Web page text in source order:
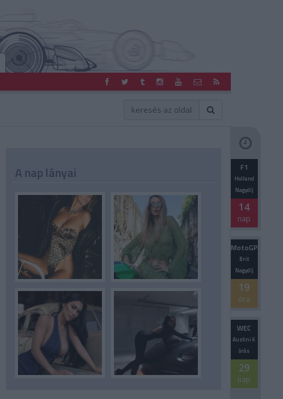
A nap lányai F1
Holland
Nagydíj
14
nap
MotoGP
Brit
Nagydíj
19
óra
WEC
Austini 6
órás
29
nap